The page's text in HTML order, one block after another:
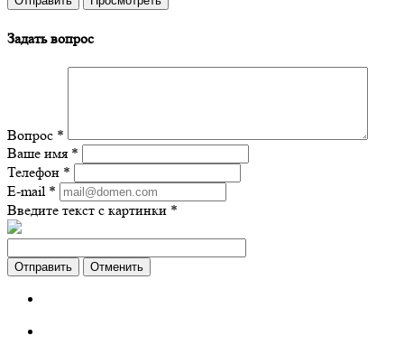
Задать вопрос
Вопрос *
Ваше имя *
Телефон *
E-mail *
Введите текст с картинки *
Отменить